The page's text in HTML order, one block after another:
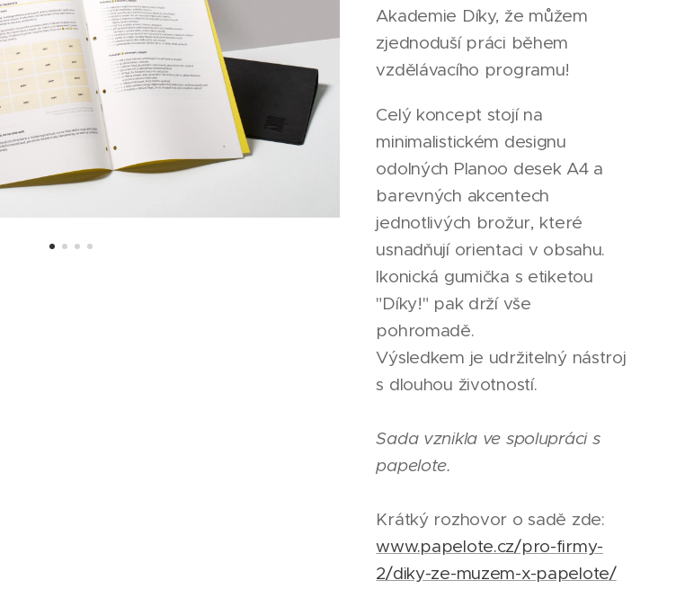
Akademie Díky, že můžem
zjednoduší práci během
vzdělávacího programu!
Celý koncept stojí na
minimalistickém designu
odolných Planoo desek A4 a
barevných akcentech
jednotlivých brožur, které
usnadňují orientaci v obsahu.
Ikonická gumička s etiketou
"Díky!" pak drží vše
pohromadě.
Výsledkem je udržitelný nástroj
s dlouhou životností.
Sada vznikla ve spolupráci s
papelote.
Krátký rozhovor o sadě zde:
www.papelote.cz/pro-firmy-
2/diky-ze-muzem-x-papelote/